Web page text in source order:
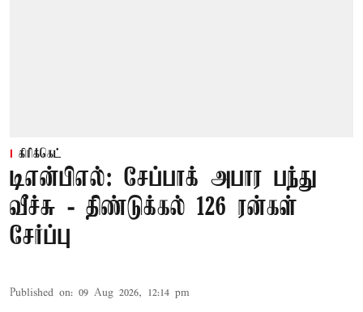
கிரிக்கெட்
டிஎன்பிஎல்: சேப்பாக் அபார பந்து
வீச்சு - திண்டுக்கல் 126 ரன்கள்
சேர்ப்பு
Published on: 09 Aug 2026, 12:14 pm